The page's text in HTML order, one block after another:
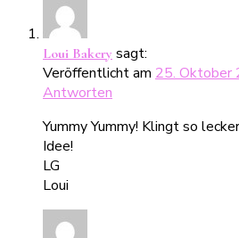
Loui Bakery sagt:
Veröffentlicht am 25. Oktober
Antworten
Yummy Yummy! Klingt so
Idee!
LG
Loui